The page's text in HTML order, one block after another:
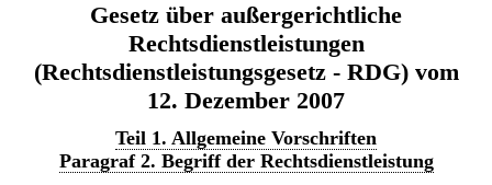
Gesetz über außergerichtliche
Rechtsdienstleistungen
(Rechtsdienstleistungsgesetz - RDG) vom
12. Dezember 2007
Teil 1. Allgemeine Vorschriften
Paragraf 2. Begriff der Rechtsdienstleistung